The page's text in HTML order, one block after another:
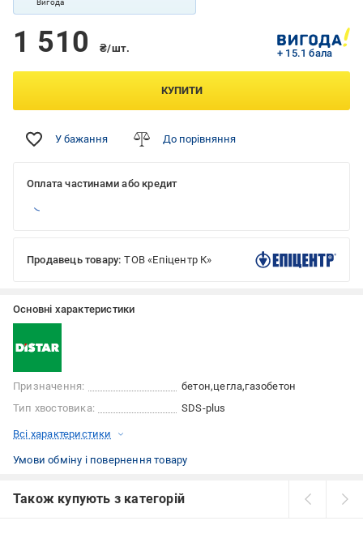
Вигода
1 510 ₴/шт. + 15.1 бала
КУПИТИ
У бажання До порівняння
Оплата частинами або кредит
Продавець товару: ТОВ «Епіцентр К»
Основні характеристики
Призначення: бетон цегла газобетон
Тип хвостовика:
SDS-plus
Всі характеристики
Умови обміну і повернення товару
Також купують з категорій